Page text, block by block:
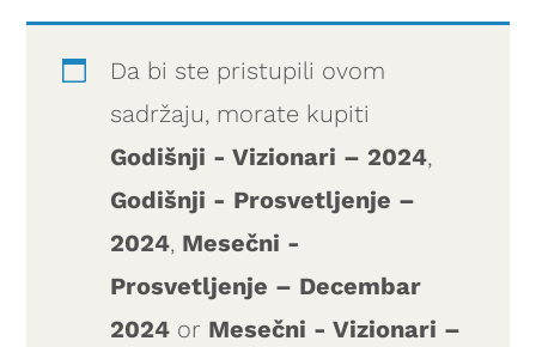
Da bi ste pristupili ovom
sadržaju, morate kupiti
Godišnji - Vizionari – 2024,
Godišnji - Prosvetljenje –
2024, Mesečni -
Prosvetljenje – Decembar
2024 or Mesečni - Vizionari –